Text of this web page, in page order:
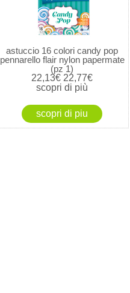
astuccio 16 colori candy pop
pennarello flair nylon papermate
(pz 1)
22,13€ 22,77€
scopri di più